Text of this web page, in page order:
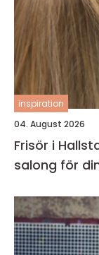
inspiration
04. August 2026
Frisör i
salong för